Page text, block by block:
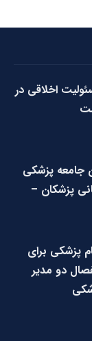
اخلاقی در
جامعه پزشکی
پزشکان –
پزشکی برای
دو مدیر